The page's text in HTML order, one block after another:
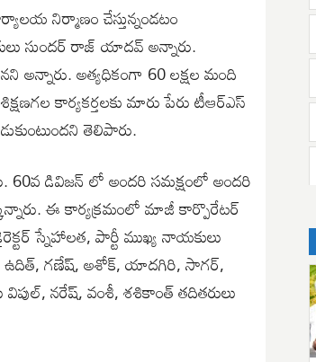
నిర్మాణం చేస్తున్నండటం
సుందర్ రాజ్ యాదవ్ అన్నారు.
అన్నారు. అత్యధికంగా 60 లక్షల మంది
కార్యకర్తలకు మారు పేరు టీఆర్ఎస్
తెలిపారు.
60వ డివిజన్ లో అందరి సమక్షంలో అందరి
ఈ కార్యక్రమంలో మాజీ కార్పొరేటర్
స్నేహాలత, పార్టీ ముఖ్య నాయకులు
ఉదిత్, గణేష్, అశోక్, యాదగిరి, సాగర్,
నరేష్, వంశీ, శశికాంత్ తదితరులు